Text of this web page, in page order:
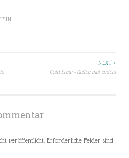
NEXT >
Cold Brew – Kaffee mal anders
veröffentlicht. Erforderliche Felder sind